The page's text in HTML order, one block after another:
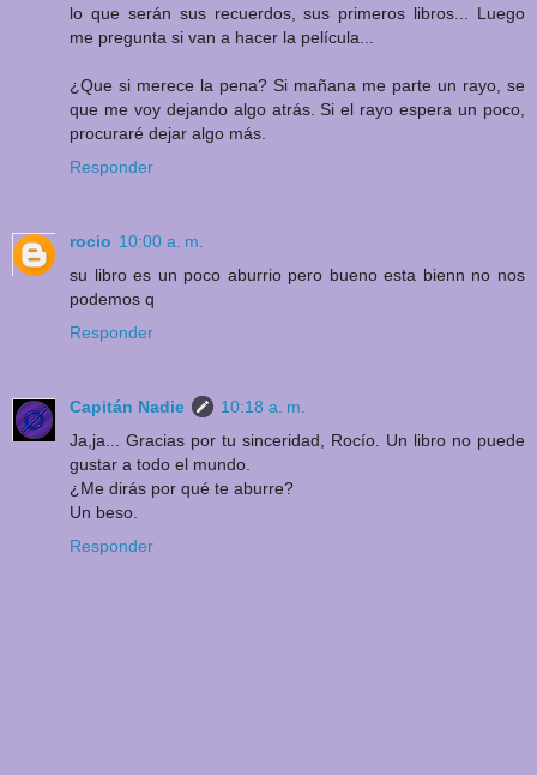
lo que serán sus recuerdos, sus primeros libros... Luego
me pregunta si van a hacer la película...
¿Que si merece la pena? Si mañana me parte un rayo, se
que me voy dejando algo atrás. Si el rayo espera un poco,
procuraré dejar algo más.
Responder
rocio 10:00 a. m.
su libro es un poco aburrio pero bueno esta bienn no nos
podemos q
Responder
Capitán Nadie
10:18 a. m.
Ja,ja... Gracias por tu sinceridad, Rocío. Un libro no puede
gustar a todo el mundo.
¿Me dirás por qué te aburre?
Un beso.
Responder